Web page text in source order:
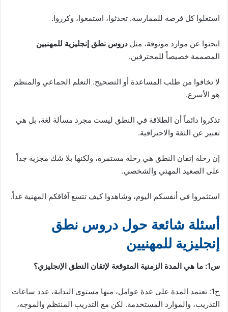
استغلوا كل فرصة للممارسة. تحدثوا، استمعوا، وكرروا.
ابحثوا عن موارد موثوقة، مثل دروس نطق إنجليزية للمهنيين
المصممة خصيصاً للمحترفين.
لا تخافوا من طلب المساعدة أو التصحيح. التعلم الجماعي والمنظم
هو الأسرع.
تذكروا دائماً أن الطلاقة في النطق ليست مجرد مسألة لغة، بل هي
تعبير عن الثقة والاحترافية.
إن رحلة إتقان النطق هي رحلة مستمرة، ولكنها بلا شك مجزية جداً
على الصعيد المهني والشخصي.
استثمروا في أنفسكم اليوم، وشاهدوا كيف تتسع آفاقكم المهنية غداً.
أسئلة شائعة حول دروس نطق
إنجليزية للمهنيين
س1: ما هي المدة الزمنية المتوقعة لإتقان النطق الإنجليزي؟
ج1: تعتمد المدة على عدة عوامل، منها مستوى البداية، عدد ساعات
التدريب، والموارد المستخدمة. لكن مع التدريب المنتظم والموجه،